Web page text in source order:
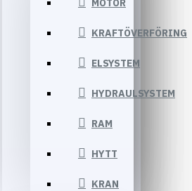
MOTOR
KRAFTÖVERFÖRING
ELSYSTEM
HYDRAULSYSTEM
RAM
HYTT
KRAN